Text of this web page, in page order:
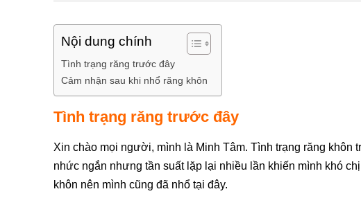
Nội dung chính
Tình trạng răng trước đây
Cảm nhận sau khi nhổ răng khôn
Tình trạng răng trước đây
Xin chào mọi người, mình là Minh Tâm. Tình trạng răng
nhức ngắn nhưng tần suất lặp lại nhiều lần khiến mình khó
khôn nên mình cũng đã nhổ tại đây.